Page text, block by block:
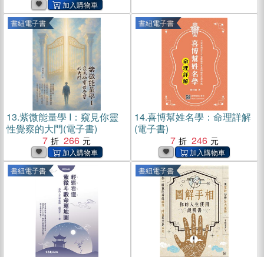
書紐電子書
13.紫微能量學 I：窺見你靈
性覺察的大門(電子書)
7
266
書紐電子書
14.喜博幫姓名學：命理詳解
(電子書)
7
246
書紐電子書 書紐電子書